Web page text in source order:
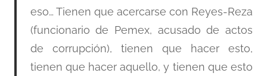
eso… Tienen que acercarse con Reyes-Reza
(funcionario de Pemex, acusado de actos
de corrupción), tienen que hacer esto,
tienen que hacer aquello, y tienen que esto